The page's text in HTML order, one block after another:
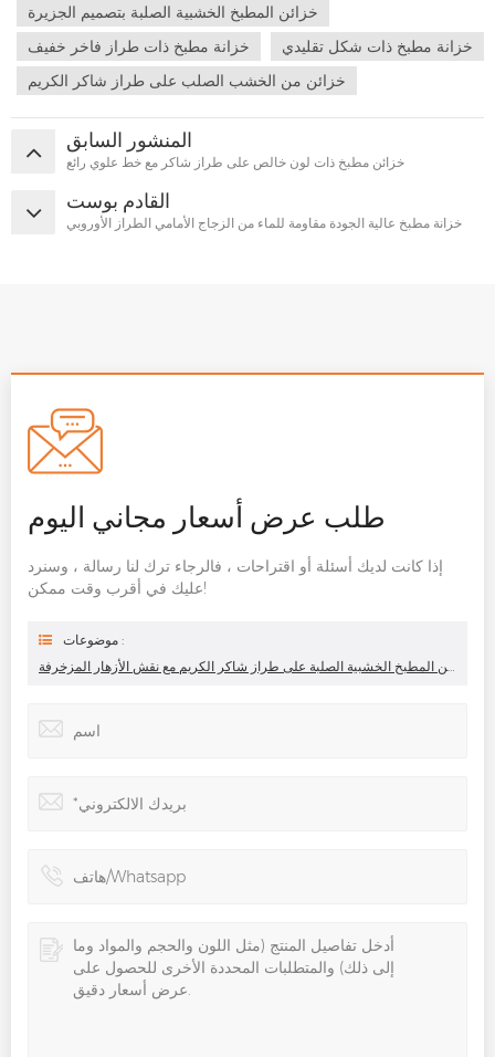
خزائن المطبخ الخشبية الصلبة بتصميم الجزيرة
خزانة مطبخ ذات طراز فاخر خفيف
خزانة مطبخ ذات شكل تقليدي
خزائن من الخشب الصلب على طراز شاكر الكريم
المنشور السابق
خزائن مطبخ ذات لون خالص على طراز شاكر مع خط علوي رائع
القادم بوست
خزانة مطبخ عالية الجودة مقاومة للماء من الزجاج الأمامي الطراز الأوروبي
طلب عرض أسعار مجاني اليوم
إذا كانت لديك أسئلة أو اقتراحات ، فالرجاء ترك لنا رسالة ، وسنرد
عليك في أقرب وقت ممكن!
موضوعات :
خزائن المطبخ الخشبية الصلبة على طراز شاكر الكريم مع نقش الأزهار المزخرفة